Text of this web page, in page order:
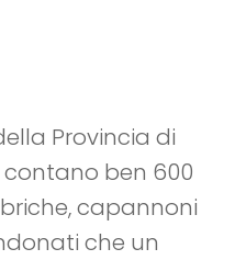
Provincia di
contano ben 600
capannoni
che un